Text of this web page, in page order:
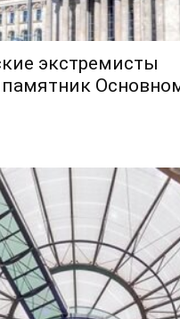
экстремисты